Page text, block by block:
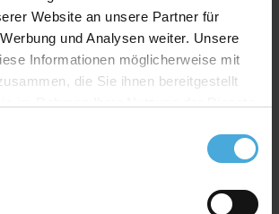
Website an unsere Partner für
und Analysen weiter. Unsere
Informationen möglicherweise mit
die Sie ihnen bereitgestellt
Passepartoutkarton für
attraktiven Preis-Werte-
“ steht für einen hoch weißen
weißen Schrägschnitt eine klare